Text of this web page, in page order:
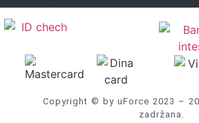
Copyright © by uForce 2023 –
zadržana.